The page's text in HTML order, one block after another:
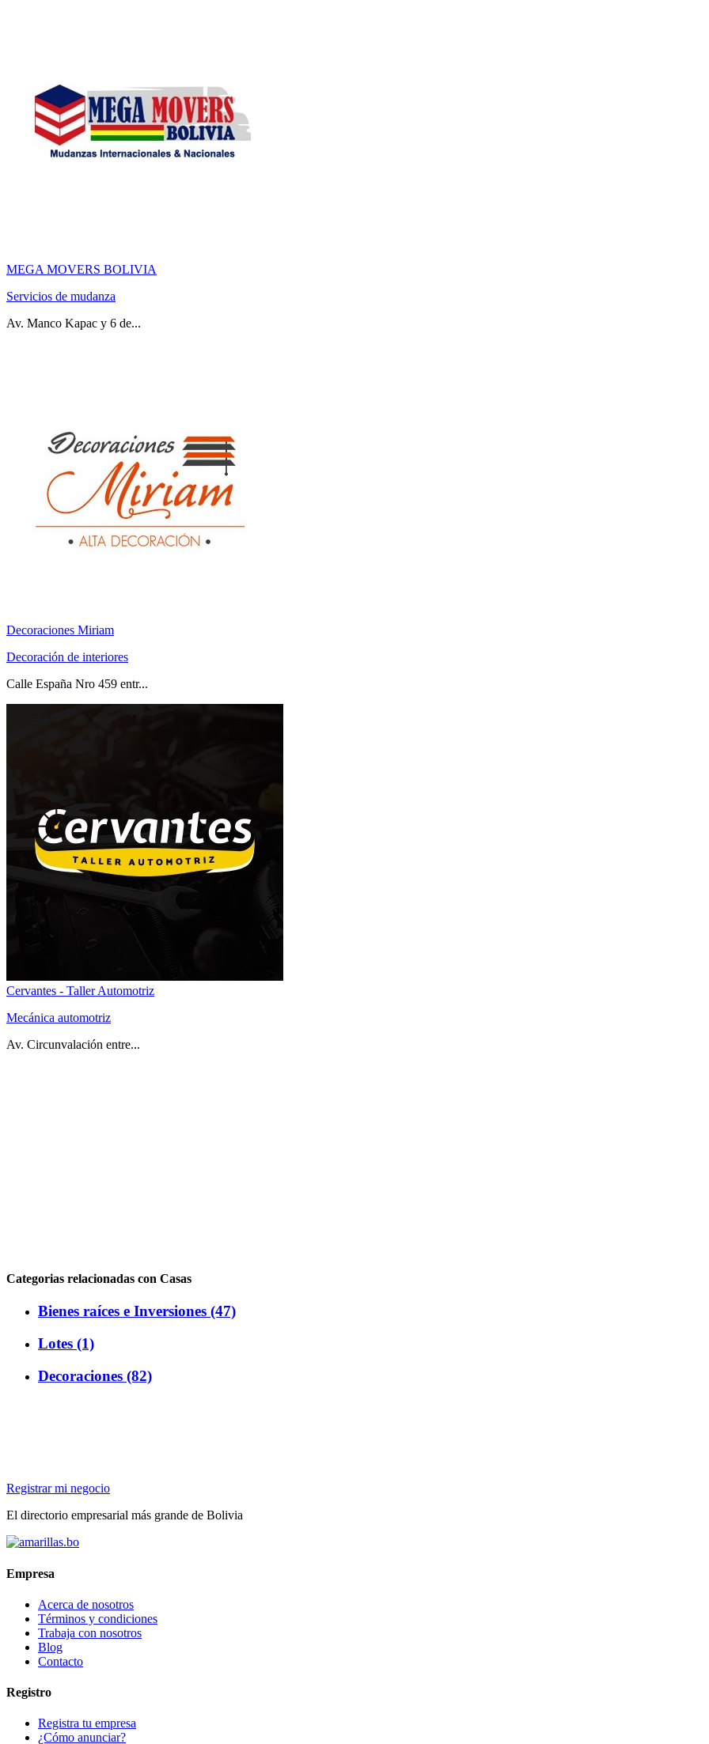
MEGA MOVERS BOLIVIA
Servicios de mudanza
Av. Manco Kapac y 6 de...
Decoraciones Miriam
Decoración de interiores
Calle España Nro 459 entr...
Cervantes - Taller Automotriz
Mecánica automotriz
Av. Circunvalación entre...
Categorias relacionadas con Casas
Bienes raíces e Inversiones (47)
Lotes (1)
Decoraciones (82)
Registrar mi negocio
El directorio empresarial más grande de Bolivia
Empresa
Acerca de nosotros
Términos y condiciones
Trabaja con nosotros
Blog
Contacto
Registro
Registra tu empresa
¿Cómo anunciar?